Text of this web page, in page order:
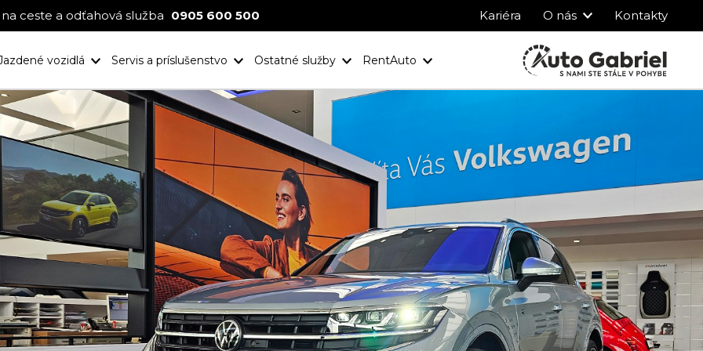
ceste a odťahová služba 0905 600 500 Kariéra O nás
Ocenenia Nové projekty
Kontakty
vozidlá Servis a príslušenstvo Ostatné služby RentAuto